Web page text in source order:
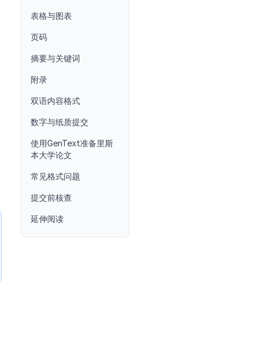
表格与图表
页码
摘要与关键词
附录
双语内容格式
数字与纸质提交
使用GenText准备里斯
本大学论文
常见格式问题
提交前核查
延伸阅读